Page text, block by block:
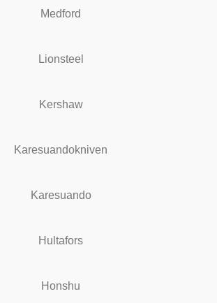
Medford
Lionsteel
Kershaw
Karesuandokniven
Karesuando
Hultafors
Honshu